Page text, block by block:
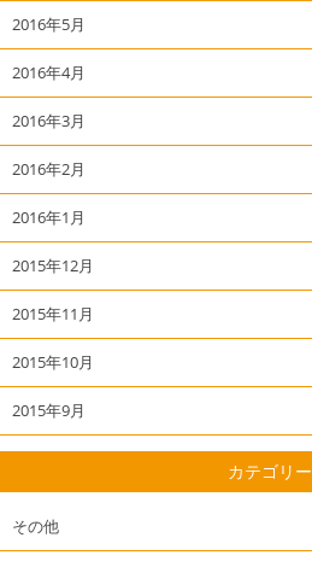
2016年5月
2016年4月
2016年3月
2016年2月
2016年1月
2015年12月
2015年11月
2015年10月
2015年9月
カテゴリー
その他